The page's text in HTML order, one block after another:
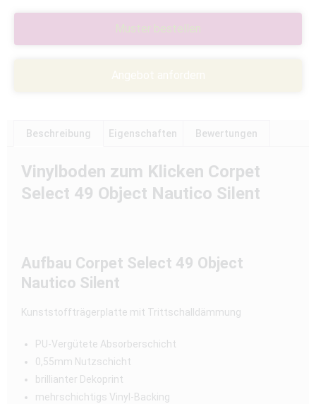
Beschreibung Eigenschaften Bewertungen
Vinylboden zum Klicken Corpet
Select 49 Object Nautico Silent
Aufbau Corpet Select 49 Object
Nautico Silent
Kunststoffträgerplatte mit Trittschalldämmung
PU-Vergütete Absorberschicht
0,55mm Nutzschicht
brillianter Dekoprint
mehrschichtigs Vinyl-Backing